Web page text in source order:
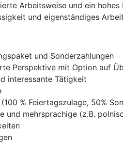
Arbeitsweise und ein hohes
und eigenständiges
und Sonderzahlungen
Perspektive mit Option auf
interessante Tätigkeit
% Feiertagszulage, 50%
und mehrsprachige (z.B.